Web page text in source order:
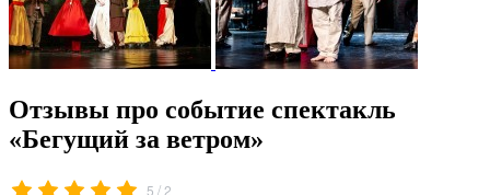
Отзывы про событие спектакль
«Бегущий за ветром»
5 /2